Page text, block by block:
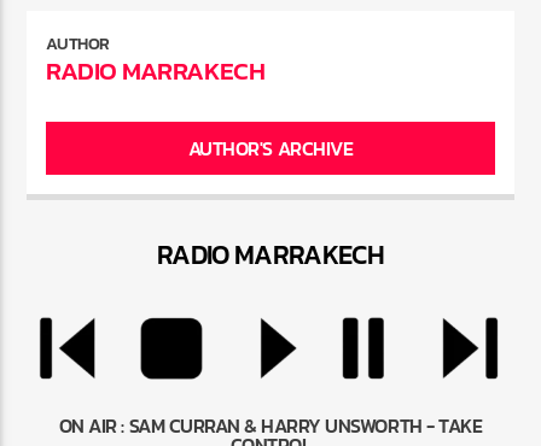
AUTHOR
RADIO MARRAKECH
AUTHOR'S ARCHIVE
RADIO MARRAKECH
ON AIR :SAM CURRAN & HARRY UNSWORTH - TAKE